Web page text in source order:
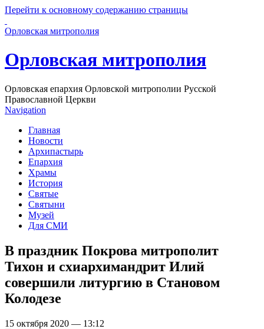
Перейти к основному содержанию страницы
Орловская митрополия
Орловская митрополия
Орловская епархия Орловской митрополии Русской
Православной Церкви
Navigation
Главная
Новости
Архипастырь
Епархия
Храмы
История
Святые
Святыни
Музей
Для СМИ
В праздник Покрова митрополит
Тихон и схиархимандрит Илий
совершили литургию в Становом
Колодезе
15 октября 2020 — 13:12